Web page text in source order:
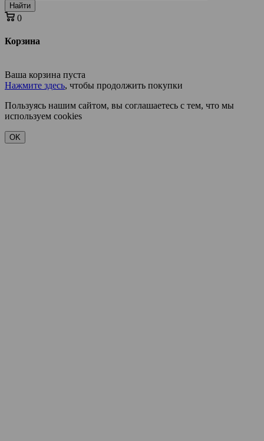
Найти
0
Корзина
Ваша корзина пуста
Нажмите здесь, чтобы продолжить покупки
Пользуясь нашим сайтом, вы соглашаетесь с тем, что мы
используем cookies
OK